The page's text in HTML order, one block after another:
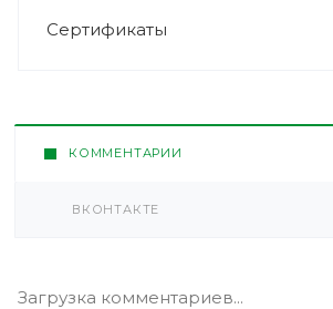
Сертификаты
КОММЕНТАРИИ
ВКОНТАКТЕ
Загрузка комментариев...